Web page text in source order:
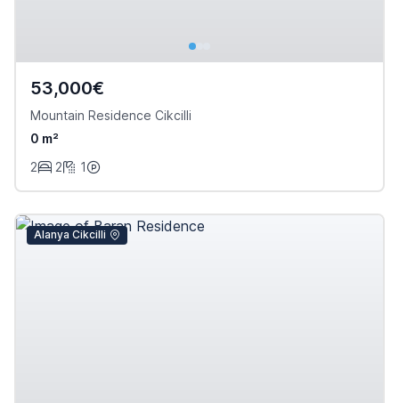
53,000€
Mountain Residence Cikcilli
0 m²
2
2 1
Alanya Cikcilli